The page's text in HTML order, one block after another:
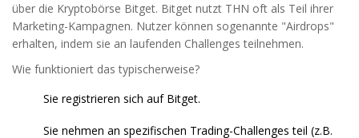
über die Kryptobörse Bitget. Bitget nutzt THN oft als Teil ihrer
Marketing-Kampagnen. Nutzer können sogenannte "Airdrops"
erhalten, indem sie an laufenden Challenges teilnehmen.
Wie funktioniert das typischerweise?
Sie registrieren sich auf Bitget.
Sie nehmen an spezifischen Trading-Challenges teil (z.B.